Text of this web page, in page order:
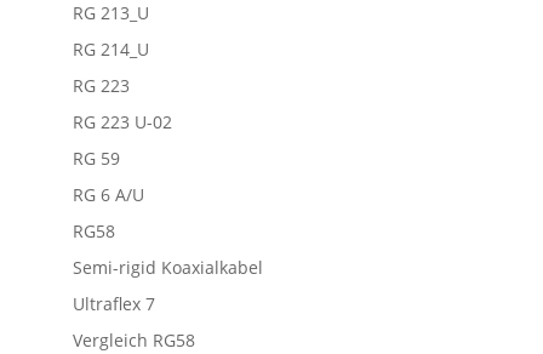
RG 213_U
RG 214_U
RG 223
RG 223 U-02
RG 59
RG 6 A/U
RG58
Semi-rigid Koaxialkabel
Ultraflex 7
Vergleich RG58